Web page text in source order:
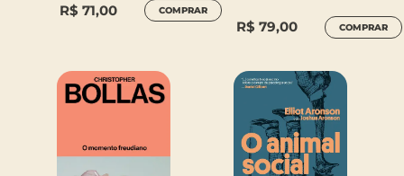
R$ 71,00 COMPRAR
R$ 79,00 COMPRAR